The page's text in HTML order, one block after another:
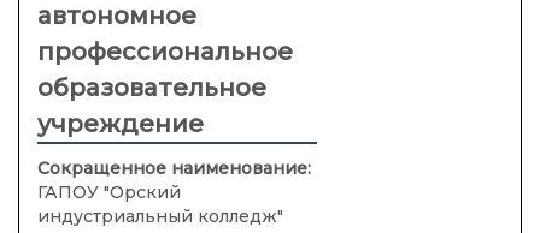
автономное
профессиональное
образовательное
учреждение
Сокращенное наименование:
ГАПОУ "Орский
индустриальный колледж"